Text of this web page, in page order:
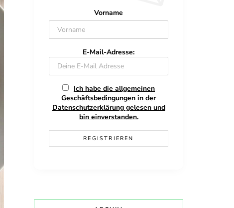
Vorname
E-Mail-Adresse:
Ich habe die allgemeinen
Geschäftsbedingungen in der
Datenschutzerklärung gelesen und
bin einverstanden.